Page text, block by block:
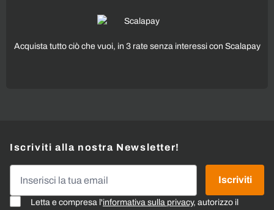
Acquista tutto ciò che vuoi, in 3 rate senza interessi con Scalapay
Iscriviti alla nostra Newsletter!
Letta e compresa l'informativa sulla privacy, autorizzo il
Iscriviti